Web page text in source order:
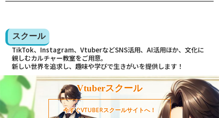
スクール
TikTok、Instagram、VtuberなどSNS活用、AI活用ほか、文化に
親しむカルチャー教室をご用意。
新しい世界を追求し、趣味や学びで生きがいを提供します！
Vtuberスクール
今すぐVTUBERスクールサイトへ！